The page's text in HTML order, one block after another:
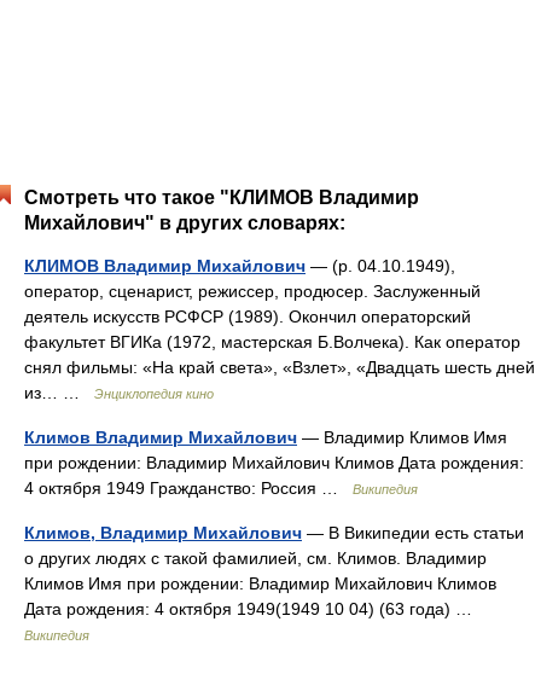
Смотреть что такое "КЛИМОВ Владимир
Михайлович" в других словарях:
КЛИМОВ Владимир Михайлович — (р. 04.10.1949),
оператор, сценарист, режиссер, продюсер. Заслуженный
деятель искусств РСФСР (1989). Окончил операторский
факультет ВГИКа (1972, мастерская Б.Волчека). Как оператор
снял фильмы: «На край света», «Взлет», «Двадцать шесть дней
из… …
Энциклопедия кино
Климов Владимир Михайлович — Владимир Климов Имя
при рождении: Владимир Михайлович Климов Дата рождения:
4 октября 1949 Гражданство: Россия …
Википедия
Климов, Владимир Михайлович — В Википедии есть статьи
о других людях с такой фамилией, см. Климов. Владимир
Климов Имя при рождении: Владимир Михайлович Климов
Дата рождения: 4 октября 1949(1949 10 04) (63 года) …
Википедия